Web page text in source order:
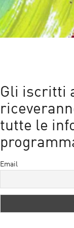
Gli iscritti
tutte le
Email